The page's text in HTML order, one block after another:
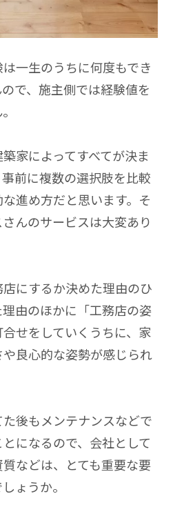
一生のうちに何度もでき
で、施主側では経験値を
家によってすべてが決ま
前に複数の選択肢を比較
進め方だと思います。そ
んのサービスは大変あり
にするか決めた理由のひ
由のほかに「工務店の姿
せをしていくうちに、家
良心的な姿勢が感じられ
後もメンテナンスなどで
になるので、会社として
などは、とても重要な要
ょうか。